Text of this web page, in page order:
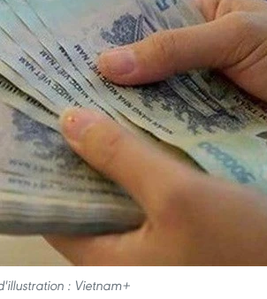
: Vietnam+